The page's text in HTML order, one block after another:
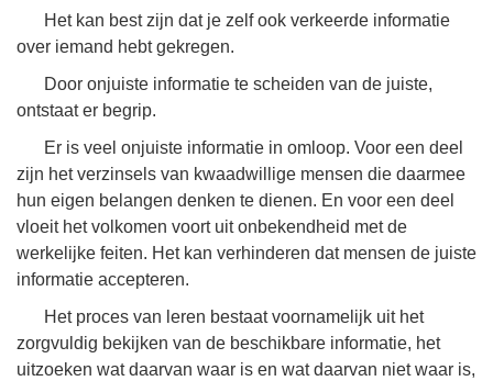
Het kan best zijn dat je zelf ook verkeerde informatie
over iemand hebt gekregen.
Door onjuiste informatie te scheiden van de juiste,
ontstaat er begrip.
Er is veel onjuiste informatie in omloop. Voor een deel
zijn het verzinsels van kwaadwillige mensen die daarmee
hun eigen belangen denken te dienen. En voor een deel
vloeit het volkomen voort uit onbekendheid met de
werkelijke feiten. Het kan verhinderen dat mensen de juiste
informatie accepteren.
Het proces van leren bestaat voornamelijk uit het
zorgvuldig bekijken van de beschikbare informatie, het
uitzoeken wat daarvan waar is en wat daarvan niet waar is,